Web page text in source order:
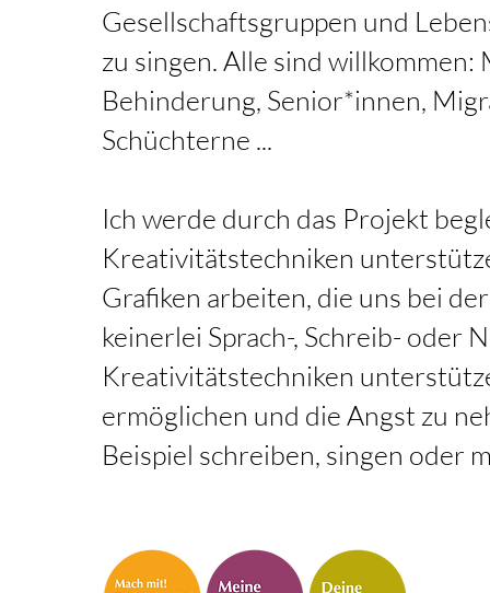
Gesellschaftsgruppen und
zu singen. Alle sind
Behinderung, Senior*innen,
Schüchterne ...
Ich werde durch das Projekt
Kreativitätstechniken
Grafiken arbeiten, die uns bei
keinerlei Sprach-, Schreib- oder
Kreativitätstechniken
ermöglichen und die Angst zu
Beispiel schreiben, singen oder